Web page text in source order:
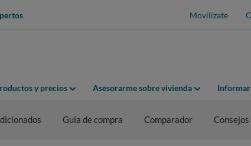
Movilízate
y precios Asesorarme sobre vivienda
Guía de compra Comparador Consejos